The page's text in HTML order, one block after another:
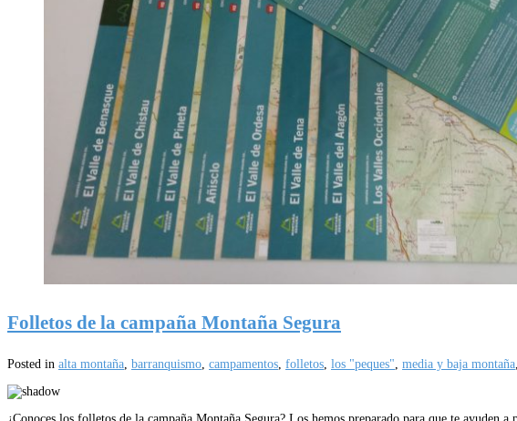
Folletos de la campaña Montaña Segura
Posted in alta montaña, barranquismo, campamentos, folletos, los "peques", media y baja montaña,